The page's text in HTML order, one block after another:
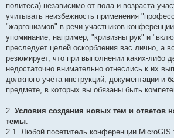
политеса) независимо от пола и возраста
учитывать неизбежность применения
"жаргонизмов" в речи участников
упоминание, например, "кривизны рук" и
преследует целей оскорбления вас лично, а
резюмирует, что при выполнении каких-либо
недостаточно внимательно отнеслись к их
должного учёта инструкций, документации и
предмете, в которых вы обязаны быть
2. Условия создания новых тем и ответов
темы
2.1. Любой посетитель конференции MicroGIS